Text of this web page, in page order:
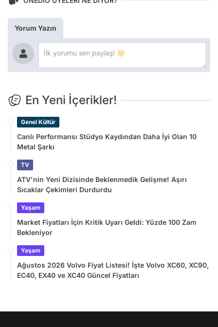
Yorum Yazın
En Yeni İçerikler!
Genel Kültür
Canlı Performansı Stüdyo Kaydından Daha İyi Olan 10
Metal Şarkı
TV
ATV'nin Yeni Dizisinde Beklenmedik Gelişme! Aşırı
Sıcaklar Çekimleri Durdurdu
Yaşam
Market Fiyatları İçin Kritik Uyarı Geldi: Yüzde 100 Zam
Bekleniyor
Yaşam
Ağustos 2026 Volvo Fiyat Listesi! İşte Volvo XC60, XC90,
EC40, EX40 ve XC40 Güncel Fiyatları